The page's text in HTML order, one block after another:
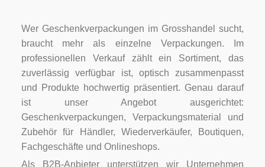
Wer Geschenkverpackungen im Grosshandel sucht,
braucht mehr als einzelne Verpackungen. Im
professionellen Verkauf zählt ein Sortiment, das
zuverlässig verfügbar ist, optisch zusammenpasst
und Produkte hochwertig präsentiert. Genau darauf
ist unser Angebot ausgerichtet:
Geschenkverpackungen, Verpackungsmaterial und
Zubehör für Händler, Wiederverkäufer, Boutiquen,
Fachgeschäfte und Onlineshops.
Als B2B-Anbieter unterstützen wir Unternehmen